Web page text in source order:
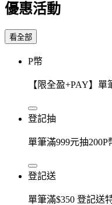
優惠活動
看全部
P幣
【限全盈+PAY】單
登記抽
單筆滿999元抽200P
登記送
單筆滿$350 登記送